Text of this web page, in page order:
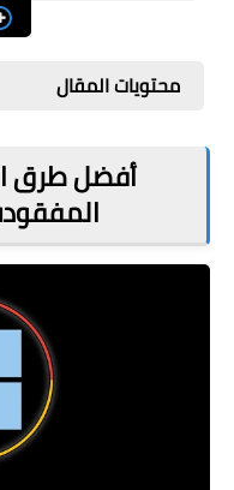
محتويات المقال
أفضل طرق